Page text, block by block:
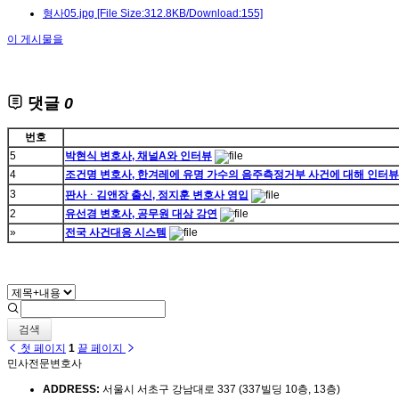
형사05.jpg [File Size:312.8KB/Download:155]
이 게시물을
댓글 0
번호
5
박현식 변호사, 채널A와 인터뷰
4
조건명 변호사, 한겨레에 유명 가수의 음주측정거부 사건에 대해 인터뷰
3
판사ᆞ김앤장 출신, 정지훈 변호사 영입
2
유선경 변호사, 공무원 대상 강연
»
전국 사건대응 시스템
검색
첫 페이지 1 끝 페이지
민사전문변호사
ADDRESS: 서울시 서초구 강남대로 337 (337빌딩 10층, 13층)